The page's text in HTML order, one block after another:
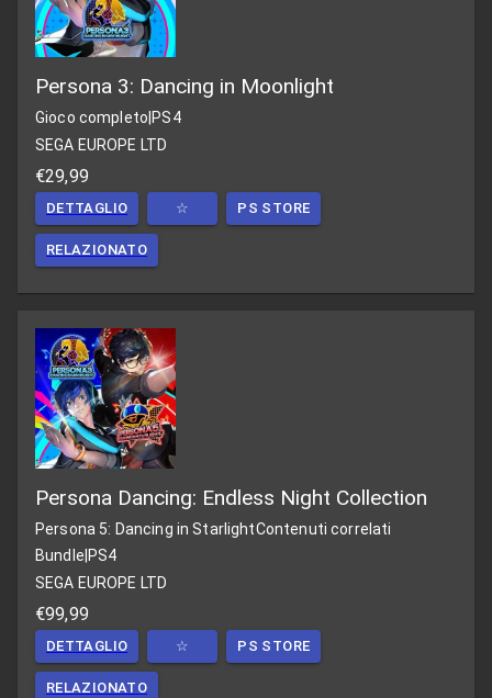
Persona 3: Dancing in Moonlight
Gioco completo PS4
SEGA EUROPE LTD
€29,99
DETTAGLIO ☆ PS STORE
RELAZIONATO
Persona Dancing: Endless Night Collection
Persona 5: Dancing in StarlightContenuti correlati
Bundle PS4
SEGA EUROPE LTD
€99,99
DETTAGLIO ☆ PS STORE
RELAZIONATO